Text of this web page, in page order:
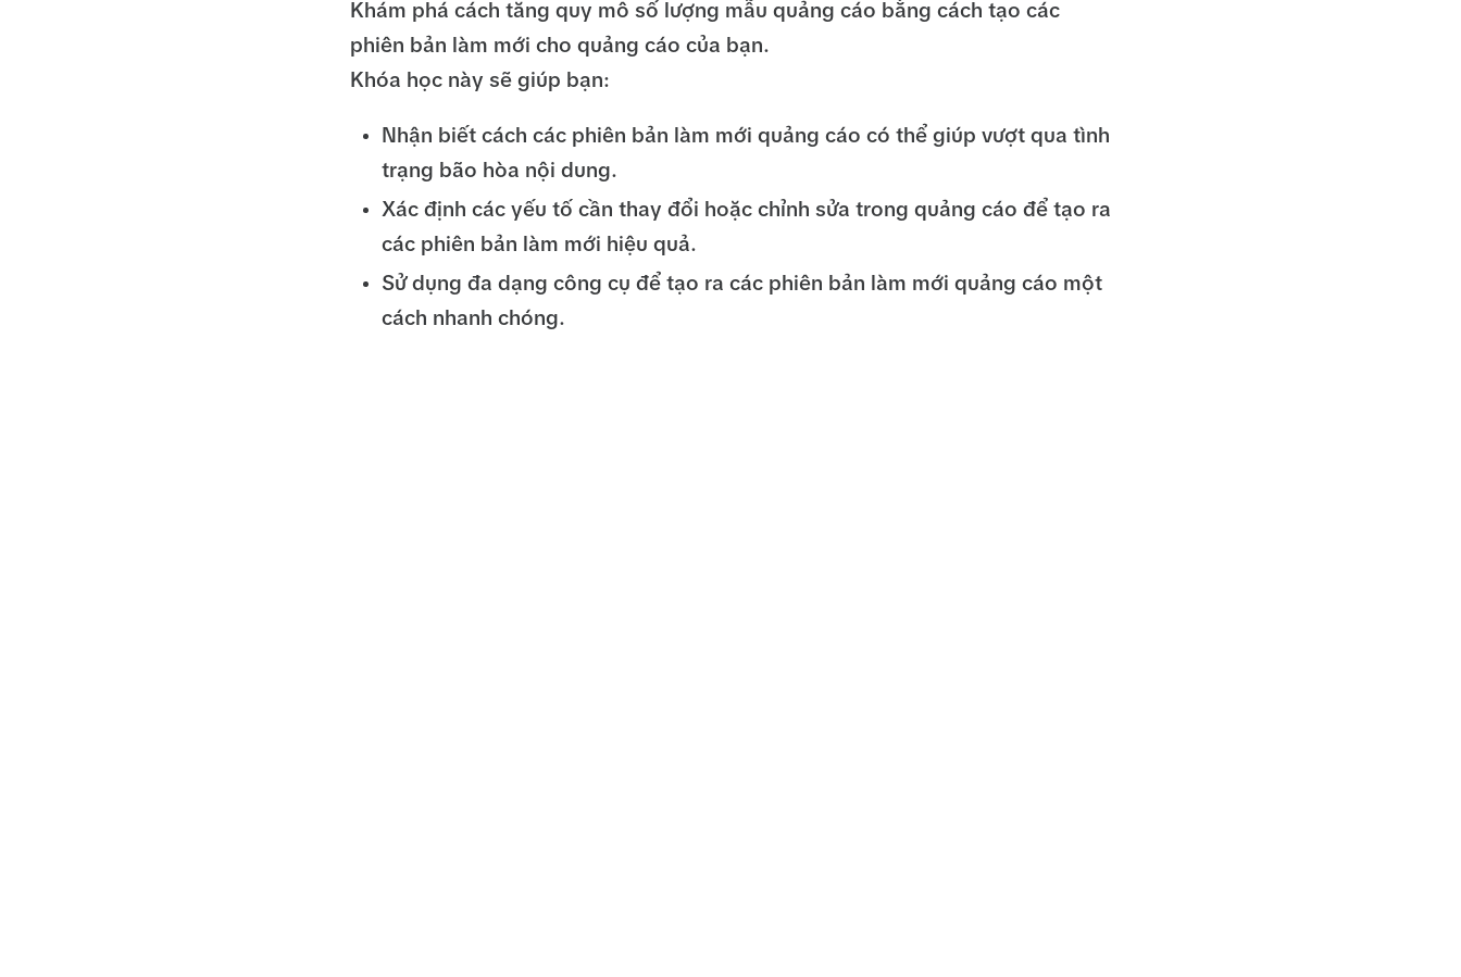
Khám phá cách tăng quy mô số lượng mẫu quảng cáo bằng cách tạo các
phiên bản làm mới cho quảng cáo của bạn.
Khóa học này sẽ giúp bạn:
Nhận biết cách các phiên bản làm mới quảng cáo có thể giúp vượt qua tình
trạng bão hòa nội dung.
Xác định các yếu tố cần thay đổi hoặc chỉnh sửa trong quảng cáo để tạo ra
các phiên bản làm mới hiệu quả.
Sử dụng đa dạng công cụ để tạo ra các phiên bản làm mới quảng cáo một
cách nhanh chóng.